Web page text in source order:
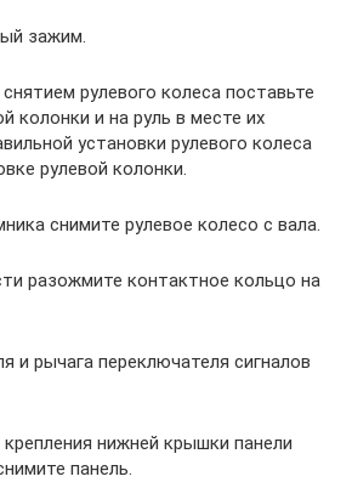
зажим.
рулевого колеса поставьте
колонки и на руль в месте их
установки рулевого колеса
рулевой колонки.
снимите рулевое колесо с вала.
разожмите контактное кольцо на
и рычага переключателя сигналов
нижней крышки панели
панель.